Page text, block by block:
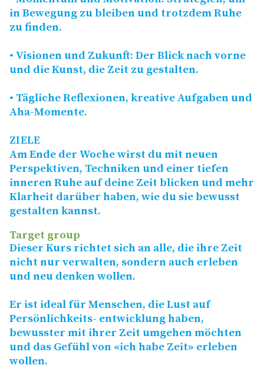
in Bewegung zu bleiben und trotzdem Ruhe
zu finden.
• Visionen und Zukunft: Der Blick nach vorne
und die Kunst, die Zeit zu gestalten.
• Tägliche Reflexionen, kreative Aufgaben und
Aha-Momente.
ZIELE
Am Ende der Woche wirst du mit neuen
Perspektiven, Techniken und einer tiefen
inneren Ruhe auf deine Zeit blicken und mehr
Klarheit darüber haben, wie du sie bewusst
gestalten kannst.
Target group
Dieser Kurs richtet sich an alle, die ihre Zeit
nicht nur verwalten, sondern auch erleben
und neu denken wollen.
Er ist ideal für Menschen, die Lust auf
Persönlichkeits- entwicklung haben,
bewusster mit ihrer Zeit umgehen möchten
und das Gefühl von «ich habe Zeit» erleben
wollen.